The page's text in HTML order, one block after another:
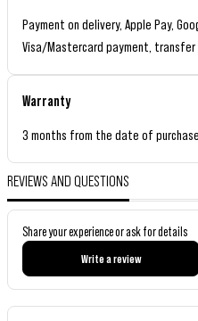
Payment on delivery, Apple Pay,
Visa/Mastercard payment,
Warranty
3 months from the date of purchase
REVIEWS AND QUESTIONS
Share your experience or ask for details
Write a review